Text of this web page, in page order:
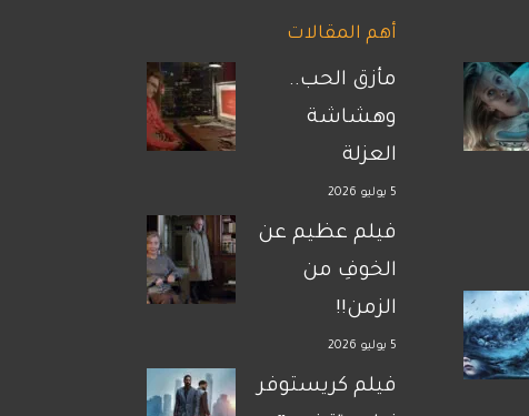
أهم المقالات
مأزق الحب..
وهشاشة
العزلة
5 يوليو 2026
فيلم عظيم عن
الخوفِ من
الزمن!!
5 يوليو 2026
فيلم كريستوفر